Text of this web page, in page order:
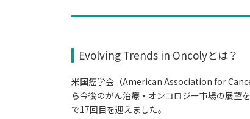
Evolving Trends in Oncolyとは？
米国癌学会（American Association for
ら今後のがん治療・オンコロジー市場の展望
で17回目を迎えました。